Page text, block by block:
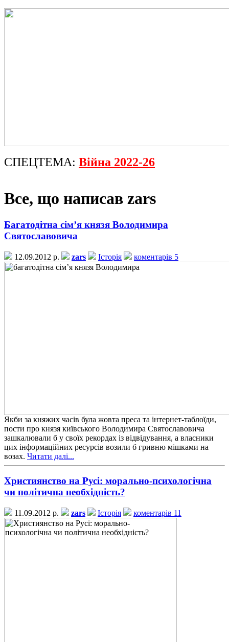
СПЕЦТЕМА: Війна 2022-26
Все, що написав zars
Багатодітна сім’я князя Володимира
Святославовича
12.09.2012 р. zars Історія коментарів 5
Якби за княжих часів була жовта преса та інтернет-таблоїди,
пости про князя київського Володимира Святославовича
зашкалювали б у своїх рекордах із відвідування, а власники
цих інформаційних ресурсів возили б гривню мішками на
возах. Читати далі...
Християнство на Русі: морально-психологічна
чи політична необхідність?
11.09.2012 р. zars Історія коментарів 11